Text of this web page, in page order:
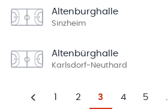
Altenburghalle
Sinzheim
Altenbürghalle
Karlsdorf-Neuthard
Zurück
1 2 3 4 5